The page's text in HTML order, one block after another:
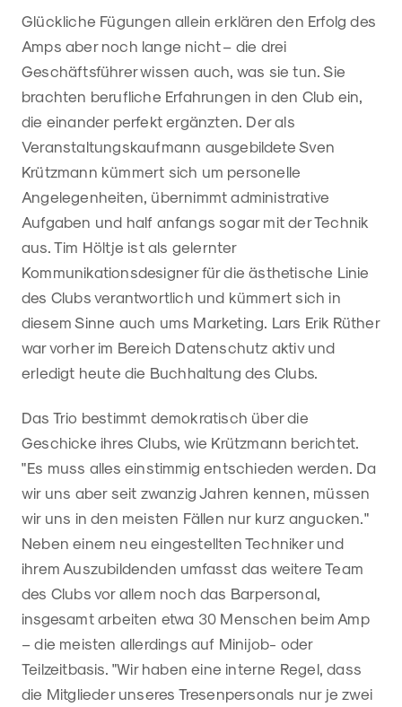
Glückliche Fügungen allein erklären den Erfolg des
Amps aber noch lange nicht – die drei
Geschäftsführer wissen auch, was sie tun. Sie
brachten berufliche Erfahrungen in den Club ein,
die einander perfekt ergänzten. Der als
Veranstaltungskaufmann ausgebildete Sven
Krützmann kümmert sich um personelle
Angelegenheiten, übernimmt administrative
Aufgaben und half anfangs sogar mit der Technik
aus. Tim Höltje ist als gelernter
Kommunikationsdesigner für die ästhetische Linie
des Clubs verantwortlich und kümmert sich in
diesem Sinne auch ums Marketing. Lars Erik Rüther
war vorher im Bereich Datenschutz aktiv und
erledigt heute die Buchhaltung des Clubs.
Das Trio bestimmt demokratisch über die
Geschicke ihres Clubs, wie Krützmann berichtet.
"Es muss alles einstimmig entschieden werden. Da
wir uns aber seit zwanzig Jahren kennen, müssen
wir uns in den meisten Fällen nur kurz angucken."
Neben einem neu eingestellten Techniker und
ihrem Auszubildenden umfasst das weitere Team
des Clubs vor allem noch das Barpersonal,
insgesamt arbeiten etwa 30 Menschen beim Amp
– die meisten allerdings auf Minijob- oder
Teilzeitbasis. "Wir haben eine interne Regel, dass
die Mitglieder unseres Tresenpersonals nur je zwei